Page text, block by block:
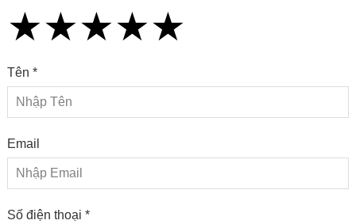
★
★★
★★★
★★★★
★★★★★
Tên *
Email
Số điện thoại *